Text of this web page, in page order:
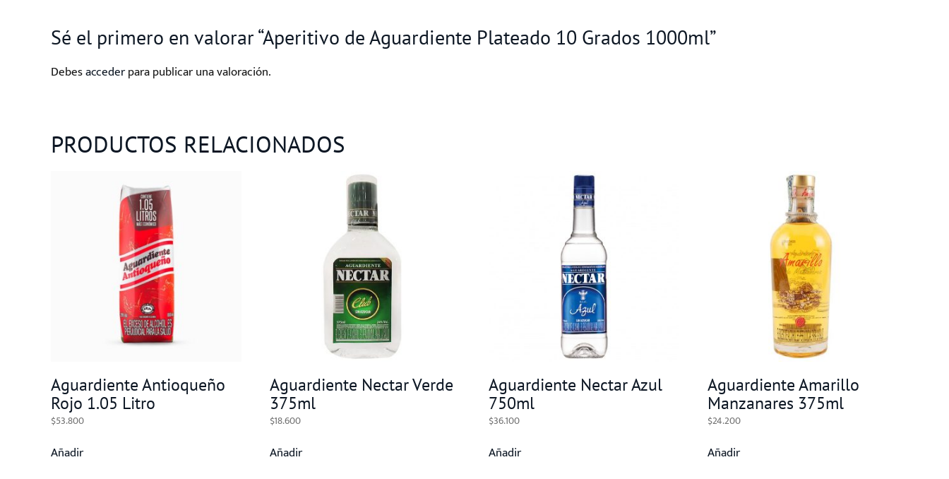
Sé el primero en valorar “Aperitivo de Aguardiente Plateado 10 Grados 1000ml”
Debesaccederpara publicar una valoración.
PRODUCTOS RELACIONADOS
Aguardiente Antioqueño
Rojo 1.05 Litro
$53.800
Añadir
Aguardiente Nectar Verde
375ml
$18.600
Añadir
Aguardiente Nectar Azul
750ml
$36.100
Añadir
Aguardiente Amarillo
Manzanares 375ml
$24.200
Añadir